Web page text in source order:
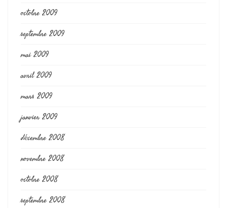
octobre 2009
septembre 2009
mai 2009
avril 2009
mars 2009
janvier 2009
décembre 2008
novembre 2008
octobre 2008
septembre 2008